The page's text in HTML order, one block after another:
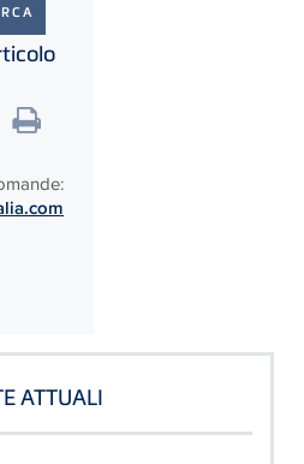
ATTUALI